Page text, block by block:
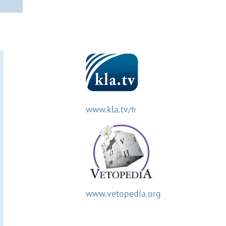
www.kla.tv/fr
www.vetopedia.org